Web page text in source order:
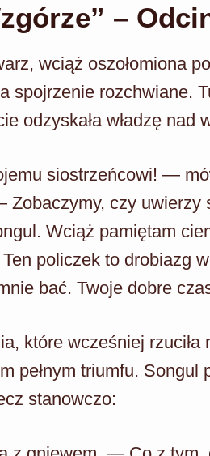
–
wciąż oszołomiona
spojrzenie rozchwiane.
odzyskała władzę nad
siostrzeńcowi! —
czy uwierzy
Wciąż pamiętam
policzek to drobiazg
bać. Twoje dobre
które wcześniej rzuciła
pełnym triumfu. Songul
stanowczo: